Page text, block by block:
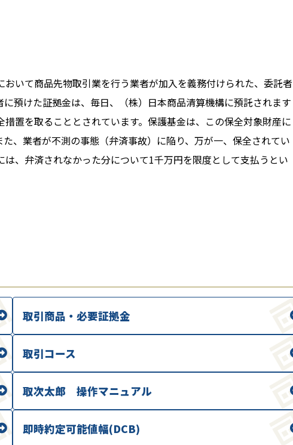
いて商品先物取引業を行う業者が加入を義務付けられた、委託者
預けた証拠金は、毎日、（株）日本商品清算機構に預託されます
置を取ることとされています。保護基金は、この保全対象財産に
、業者が不測の事態（弁済事故）に陥り、万が一、保全されてい
、弁済されなかった分について1千万円を限度として支払うとい
取引商品・必要証拠金
取引コース
取次太郎 操作マニュアル
即時約定可能値幅(DCB)